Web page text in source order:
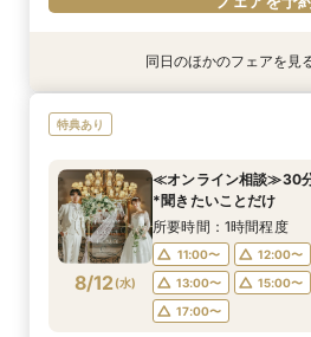
衣装試着 特典あり
8/11(火)
≪1軒目見学がお得≫お
9:00〜
13:00〜
16:30〜
フェアを予約
8/11(火)
≪45分で完結≫営業な
9:00〜
12:00〜
15:00〜
16:30〜
18:00〜
フェアを予約
衣装試着 特典あり
8/11(火)
≪大聖堂挙式×螺旋階
9:00〜
13:00〜
16:30〜
フェアを予約
衣装試着 特典あり
8/11(火)
≪迷ったらこのフェア
9:00〜
13:00〜
16:30〜
フェアを予約
8/11(火)
≪オンライン相談≫30
11:00〜
12:00〜
13:00〜
15:00〜
17:00〜
フェアを予約
衣装試着 特典あり
8/11(火)
≪マイナビ限定フェア
9:00〜
13:00〜
16:30〜
フェアを予約
特典あり
8/11(火)
＼お盆限定／選べる人
9:00〜
13:00〜
16:30〜
フェアを予約
同日のほかのフェアを見
特典あり
8/12(水)
≪オンライン相談≫30
*聞きたいことだけ
所要時間：1時間程度
11:00〜
12:00〜
13:00〜
15:00〜
17:00〜